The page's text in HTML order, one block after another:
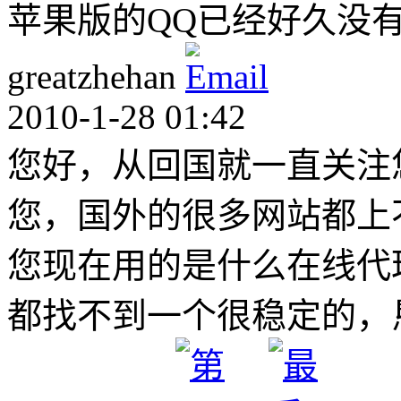
苹果版的QQ已经好久没
greatzhehan
2010-1-28 01:42
您好，从回国就一直关
您，国外的很多网站都上
您现在用的是什么在线
都找不到一个很稳定的